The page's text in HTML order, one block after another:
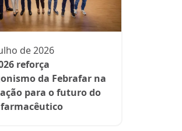
de 2026
reforça
da Febrafar na
para o futuro do